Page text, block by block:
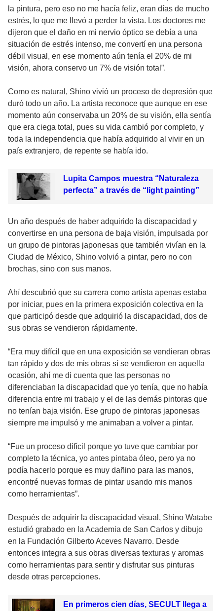
la pintura, pero eso no me hacía feliz, eran días de mucho
estrés, lo que me llevó a perder la vista. Los doctores me
dijeron que el daño en mi nervio óptico se debía a una
situación de estrés intenso, me convertí en una persona
débil visual, en ese momento aún tenía el 20% de mi
visión, ahora conservo un 7% de visión total”.
Como es natural, Shino vivió un proceso de depresión que
duró todo un año. La artista reconoce que aunque en ese
momento aún conservaba un 20% de su visión, ella sentía
que era ciega total, pues su vida cambió por completo, y
toda la independencia que había adquirido al vivir en un
país extranjero, de repente se había ido.
Lupita Campos muestra “Naturaleza
perfecta” a través de “light painting”
Un año después de haber adquirido la discapacidad y
convertirse en una persona de baja visión, impulsada por
un grupo de pintoras japonesas que también vivían en la
Ciudad de México, Shino volvió a pintar, pero no con
brochas, sino con sus manos.
Ahí descubrió que su carrera como artista apenas estaba
por iniciar, pues en la primera exposición colectiva en la
que participó desde que adquirió la discapacidad, dos de
sus obras se vendieron rápidamente.
“Era muy difícil que en una exposición se vendieran obras
tan rápido y dos de mis obras sí se vendieron en aquella
ocasión, ahí me di cuenta que las personas no
diferenciaban la discapacidad que yo tenía, que no había
diferencia entre mi trabajo y el de las demás pintoras que
no tenían baja visión. Ese grupo de pintoras japonesas
siempre me impulsó y me animaban a volver a pintar.
“Fue un proceso difícil porque yo tuve que cambiar por
completo la técnica, yo antes pintaba óleo, pero ya no
podía hacerlo porque es muy dañino para las manos,
encontré nuevas formas de pintar usando mis manos
como herramientas”.
Después de adquirir la discapacidad visual, Shino Watabe
estudió grabado en la Academia de San Carlos y dibujo
en la Fundación Gilberto Aceves Navarro. Desde
entonces integra a sus obras diversas texturas y aromas
como herramientas para sentir y disfrutar sus pinturas
desde otras percepciones.
En primeros cien días, SECULT llega a